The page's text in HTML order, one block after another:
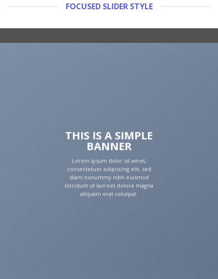
FOCUSED SLIDER STYLE
THIS IS A SIMPLE
BANNER
Lorem ipsum dolor sit amet,
consectetuer adipiscing elit, sed
diam nonummy nibh euismod
tincidunt ut laoreet dolore magna
aliquam erat volutpat.